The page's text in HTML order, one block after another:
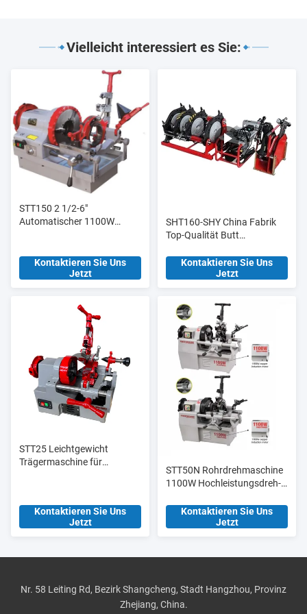
Vielleicht interessiert es Sie:
STT150 2 1/2-6"
Automatischer 1100W
Hochleistungsmodell
Kontaktieren Sie Uns
Jetzt
SHT160-SHY China Fabrik
Top-Qualität Butt
Fusion Verbindung für
Baustoffgeschäfte
Kontaktieren Sie Uns
Jetzt
STT25 Leichtgewicht
Trägermaschine für
Kontaktieren Sie Uns
Jetzt
STT50N Rohrdrehmaschine
1100W Hochleistungsdreh-
Kontaktieren Sie Uns
Jetzt
Nr. 58 Leiting Rd, Bezirk Shangcheng, Stadt Hangzhou, Provinz
Zhejiang, China.